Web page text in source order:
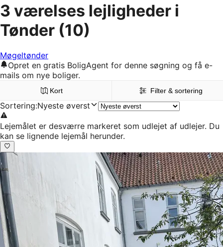
3 værelses lejligheder i
Tønder (10)
Møgeltønder
Opret en gratis BoligAgent for denne søgning og få e-
mails om nye boliger.
Kort Filter & sortering
Sortering:Nyeste øverst
Lejemålet er desværre markeret som udlejet af udlejer. Du
kan se lignende lejemål herunder.